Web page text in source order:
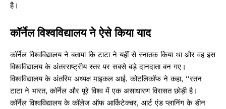
है।
कॉर्नेल विश्वविद्यालय ने ऐसे किया याद
कॉर्नेल विश्वविद्यालय ने बताया कि टाटा ने यहीं से स्नातक किया था और वह इस
विश्वविद्यालय के अंतरराष्ट्रीय स्तर पर सबसे बड़े दानदाता बन गए।
विश्वविद्यालय के अंतरिम अध्यक्ष माइकल आई. कोटलिकॉफ ने कहा, ‘‘रतन
टाटा ने भारत, कॉर्नेल और पूरे विश्व में एक असाधारण विरासत छोड़ी है।
कॉर्नेल विश्वविद्यालय के कॉलेज ऑफ आर्किटेक्चर, आर्ट एंड प्लानिंग के डीन